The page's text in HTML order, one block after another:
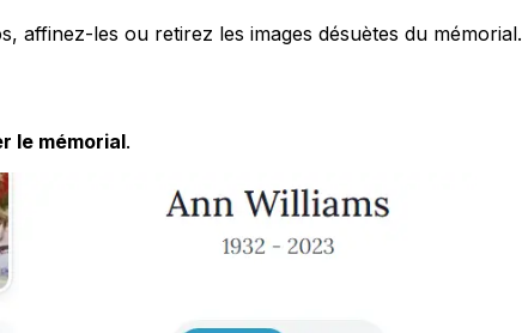
affinez-les ou retirez les images désuètes du mémorial.
le mémorial.